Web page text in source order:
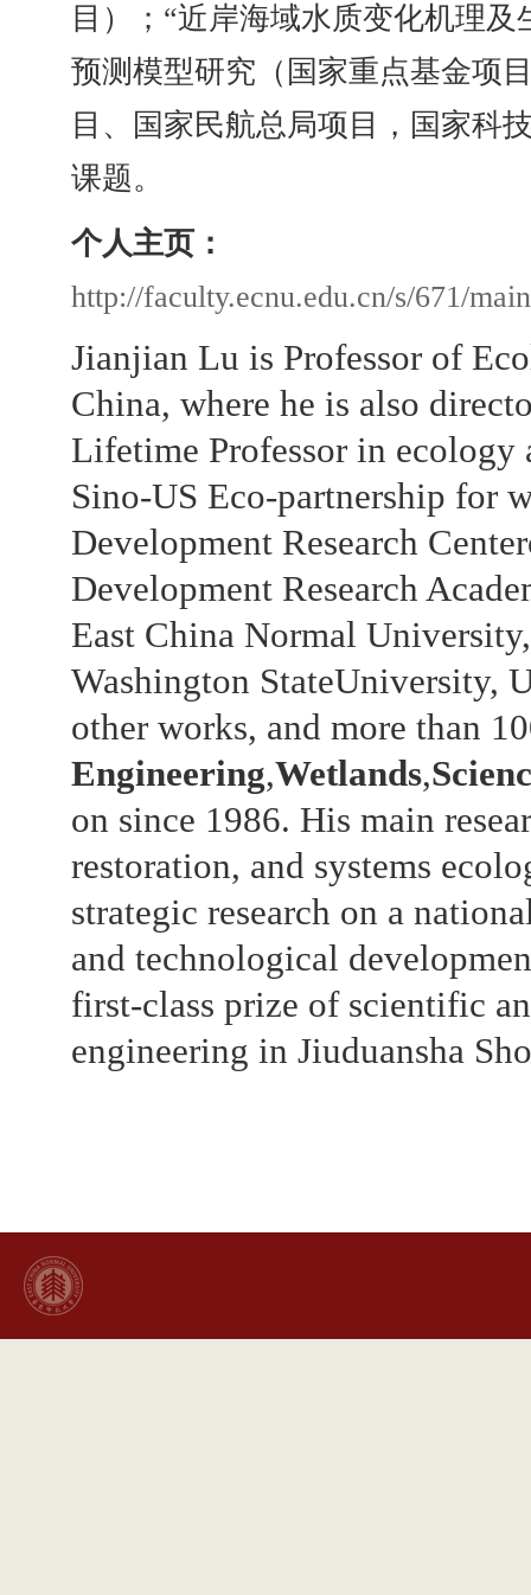
目）；“近岸海域水质变化机理
预测模型研究（国家重点基金项
目、国家民航总局项目，国家科
课题。
个人主页：
http://faculty.ecnu.edu.cn/s/671/
Jianjian Lu is Professor of
China, where he is also
Lifetime Professor in ecology
Sino-US Eco-partnership for
Development Research
Development Research
East China Normal
Washington StateUniversity,
other works, and more than
Engineering,Wetlands,
on since 1986. His main
restoration, and systems
strategic research on a
and technological
first-class prize of scientific
engineering in Jiuduansha